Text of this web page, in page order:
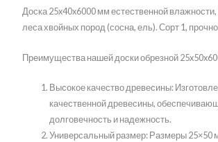
Доска 25x40x6000 мм естественной влажности,
леса хвойных пород (сосна, ель). Сорт 1,
Преимущества нашей доски обрезной
Высокое качество древесины:
качественной древесины,
долговечность и надежность.
Универсальный размер: Размеры 25×50